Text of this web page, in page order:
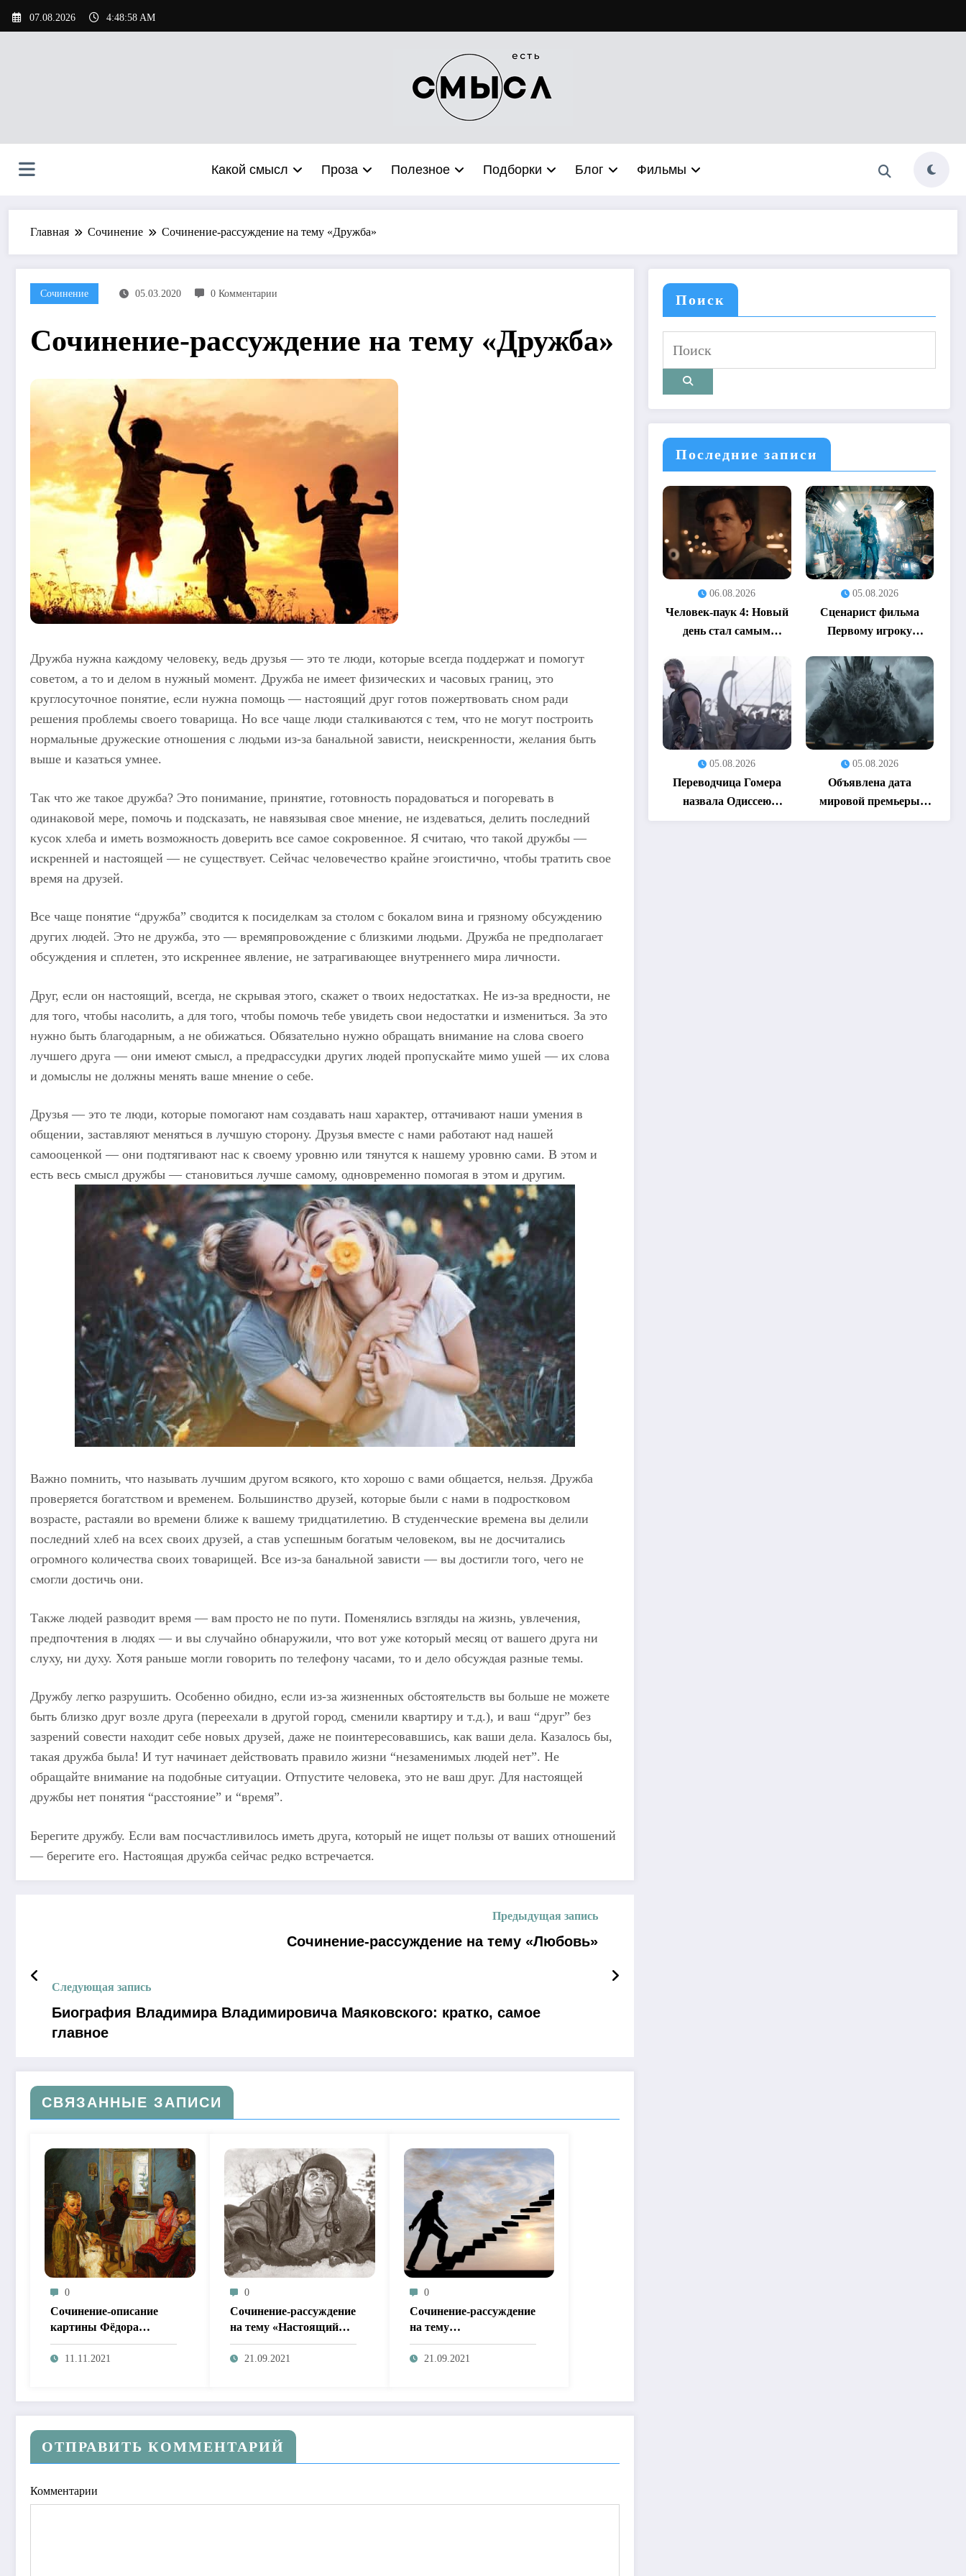
07.08.2026 4:48:59 AM
Какой смысл Проза Полезное Подборки Блог Фильмы
Главная Сочинение Сочинение-рассуждение на тему «Дружба»
Сочинение 05.03.2020 0 Комментарии
Сочинение-рассуждение на тему «Дружба»
Дружба нужна каждому человеку, ведь друзья — это те люди, которые всегда поддержат и помогут
советом, а то и делом в нужный момент. Дружба не имеет физических и часовых границ, это
круглосуточное понятие, если нужна помощь — настоящий друг готов пожертвовать сном ради
решения проблемы своего товарища. Но все чаще люди сталкиваются с тем, что не могут построить
нормальные дружеские отношения с людьми из-за банальной зависти, неискренности, желания быть
выше и казаться умнее.
Так что же такое дружба? Это понимание, принятие, готовность порадоваться и погоревать в
одинаковой мере, помочь и подсказать, не навязывая свое мнение, не издеваться, делить последний
кусок хлеба и иметь возможность доверить все самое сокровенное. Я считаю, что такой дружбы —
искренней и настоящей — не существует. Сейчас человечество крайне эгоистично, чтобы тратить свое
время на друзей.
Все чаще понятие “дружба” сводится к посиделкам за столом с бокалом вина и грязному обсуждению
других людей. Это не дружба, это — времяпровождение с близкими людьми. Дружба не предполагает
обсуждения и сплетен, это искреннее явление, не затрагивающее внутреннего мира личности.
Друг, если он настоящий, всегда, не скрывая этого, скажет о твоих недостатках. Не из-за вредности, не
для того, чтобы насолить, а для того, чтобы помочь тебе увидеть свои недостатки и измениться. За это
нужно быть благодарным, а не обижаться. Обязательно нужно обращать внимание на слова своего
лучшего друга — они имеют смысл, а предрассудки других людей пропускайте мимо ушей — их слова
и домыслы не должны менять ваше мнение о себе.
Друзья — это те люди, которые помогают нам создавать наш характер, оттачивают наши умения в
общении, заставляют меняться в лучшую сторону. Друзья вместе с нами работают над нашей
самооценкой — они подтягивают нас к своему уровню или тянутся к нашему уровню сами. В этом и
есть весь смысл дружбы — становиться лучше самому, одновременно помогая в этом и другим.
Важно помнить, что называть лучшим другом всякого, кто хорошо с вами общается, нельзя. Дружба
проверяется богатством и временем. Большинство друзей, которые были с нами в подростковом
возрасте, растаяли во времени ближе к вашему тридцатилетию. В студенческие времена вы делили
последний хлеб на всех своих друзей, а став успешным богатым человеком, вы не досчитались
огромного количества своих товарищей. Все из-за банальной зависти — вы достигли того, чего не
смогли достичь они.
Также людей разводит время — вам просто не по пути. Поменялись взгляды на жизнь, увлечения,
предпочтения в людях — и вы случайно обнаружили, что вот уже который месяц от вашего друга ни
слуху, ни духу. Хотя раньше могли говорить по телефону часами, то и дело обсуждая разные темы.
Дружбу легко разрушить. Особенно обидно, если из-за жизненных обстоятельств вы больше не можете
быть близко друг возле друга (переехали в другой город, сменили квартиру и т.д.), и ваш “друг” без
зазрений совести находит себе новых друзей, даже не поинтересовавшись, как ваши дела. Казалось бы,
такая дружба была! И тут начинает действовать правило жизни “незаменимых людей нет”. Не
обращайте внимание на подобные ситуации. Отпустите человека, это не ваш друг. Для настоящей
дружбы нет понятия “расстояние” и “время”.
Берегите дружбу. Если вам посчастливилось иметь друга, который не ищет пользы от ваших отношений
— берегите его. Настоящая дружба сейчас редко встречается.
Предыдущая запись
Сочинение-рассуждение на тему «Любовь»
Следующая запись
Биография Владимира Владимировича Маяковского: кратко, самое
главное
СВЯЗАННЫЕ ЗАПИСИ
0
Сочинение-описание
картины Фёдора
Решетникова «Опять
двойка»
11.11.2021
0
Сочинение-рассуждение
на тему «Настоящий
человек»
21.09.2021
0
Сочинение-рассуждение
на тему
«Целеустремленность»
21.09.2021
ОТПРАВИТЬ КОММЕНТАРИЙ
Комментарии
Поиск
Последние записи
06.08.2026
Человек-паук 4: Новый
день стал самым
2026 года (05.08.2026)
05.08.2026
Сценарист фильма
Первому игроку
сиквел (05.08.2026)
05.08.2026
Переводчица Гомера
назвала Одиссею
Троянским конем
05.08.2026
Объявлена дата
мировой премьеры
боевика Годзилла: